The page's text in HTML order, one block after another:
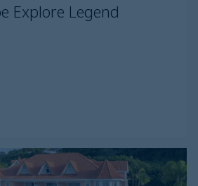
Explore Legend